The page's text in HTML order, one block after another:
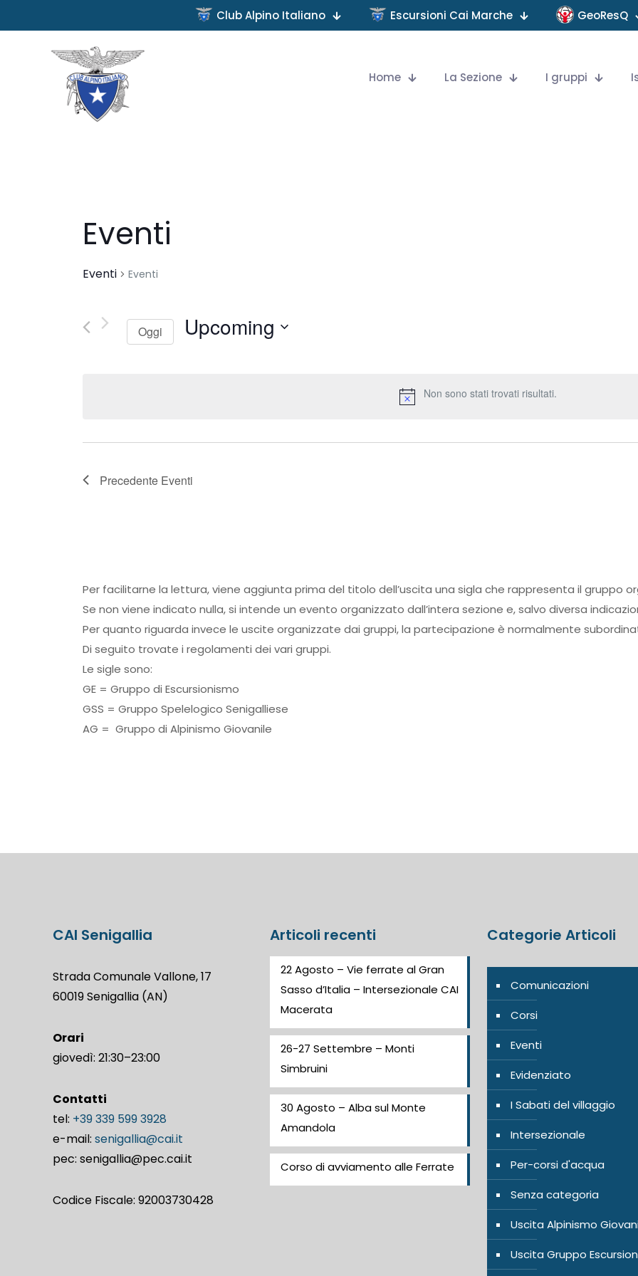
Club Alpino Italiano Escursioni Cai Marche GeoResQ
Home La Sezione I gruppi
Non sono stati trovati risultati.
Eventi
Eventi Eventi
Oggi Upcoming
Precedente Eventi
Per facilitarne la lettura, viene aggiunta prima del titolo dell’uscita una sigla che rappresenta il gruppo
Se non viene indicato nulla, si intende un evento organizzato dall’intera sezione e, salvo diversa
Per quanto riguarda invece le uscite organizzate dai gruppi, la partecipazione è normalmente
Di seguito trovate i regolamenti dei vari gruppi.
Le sigle sono:
GE = Gruppo di Escursionismo
GSS = Gruppo Spelelogico Senigalliese
AG = Gruppo di Alpinismo Giovanile
CAI Senigallia
Strada Comunale Vallone, 17
60019 Senigallia (AN)
Orari
giovedì: 21:30–23:00
Contatti
tel: +39 339 599 3928
e-mail: senigallia@cai.it
pec: senigallia@pec.cai.it
Codice Fiscale: 92003730428
Articoli recenti
22 Agosto – Vie ferrate al Gran
Sasso d’Italia – Intersezionale CAI
Macerata
26-27 Settembre – Monti
Simbruini
30 Agosto – Alba sul Monte
Amandola
Corso di avviamento alle Ferrate
Categorie Articoli
Comunicazioni
Corsi
Eventi
Evidenziato
I Sabati del villaggio
Intersezionale
Per-corsi d'acqua
Senza categoria
Uscita Alpinismo
Uscita Gruppo